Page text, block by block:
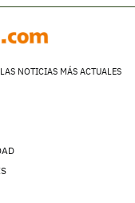
NOTICIAS MÁS ACTUALES